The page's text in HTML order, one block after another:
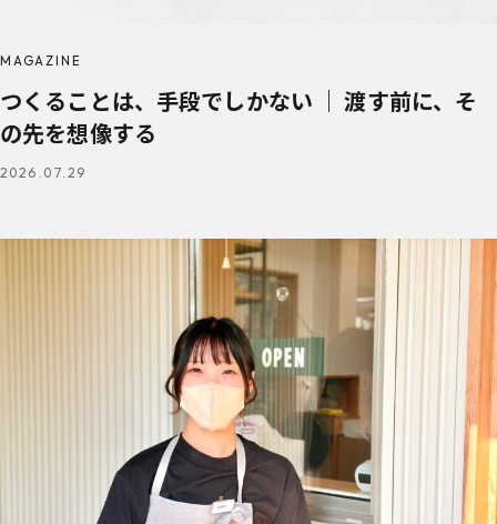
MAGAZINE
つくることは、手段でしかない ｜ 渡す前に、そ
の先を想像する
2026.07.29